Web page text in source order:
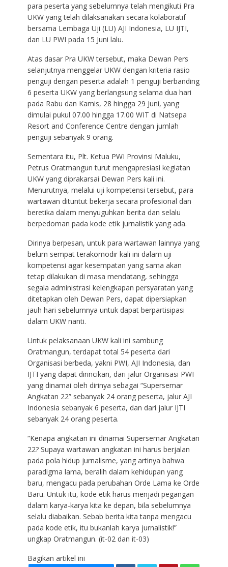
para peserta yang sebelumnya telah mengikuti Pra
UKW yang telah dilaksanakan secara kolaboratif
bersama Lembaga Uji (LU) AJI Indonesia, LU IJTI,
dan LU PWI pada 15 Juni lalu.
Atas dasar Pra UKW tersebut, maka Dewan Pers
selanjutnya menggelar UKW dengan kriteria rasio
penguji dengan peserta adalah 1 penguji berbanding
6 peserta UKW yang berlangsung selama dua hari
pada Rabu dan Kamis, 28 hingga 29 Juni, yang
dimulai pukul 07.00 hingga 17.00 WIT di Natsepa
Resort and Conference Centre dengan jumlah
penguji sebanyak 9 orang.
Sementara itu, Plt. Ketua PWI Provinsi Maluku,
Petrus Oratmangun turut mengapresiasi kegiatan
UKW yang diprakarsai Dewan Pers kali ini.
Menurutnya, melalui uji kompetensi tersebut, para
wartawan dituntut bekerja secara profesional dan
beretika dalam menyuguhkan berita dan selalu
berpedoman pada kode etik jurnalistik yang ada.
Dirinya berpesan, untuk para wartawan lainnya yang
belum sempat terakomodir kali ini dalam uji
kompetensi agar kesempatan yang sama akan
tetap dilakukan di masa mendatang, sehingga
segala administrasi kelengkapan persyaratan yang
ditetapkan oleh Dewan Pers, dapat dipersiapkan
jauh hari sebelumnya untuk dapat berpartisipasi
dalam UKW nanti.
Untuk pelaksanaan UKW kali ini sambung
Oratmangun, terdapat total 54 peserta dari
Organisasi berbeda, yakni PWI, AJI Indonesia, dan
IJTI yang dapat dirincikan, dari jalur Organisasi PWI
yang dinamai oleh dirinya sebagai “Supersemar
Angkatan 22” sebanyak 24 orang peserta, jalur AJI
Indonesia sebanyak 6 peserta, dan dari jalur IJTI
sebanyak 24 orang peserta.
“Kenapa angkatan ini dinamai Supersemar Angkatan
22? Supaya wartawan angkatan ini harus berjalan
pada pola hidup jurnalisme, yang artinya bahwa
paradigma lama, beralih dalam kehidupan yang
baru, mengacu pada perubahan Orde Lama ke Orde
Baru. Untuk itu, kode etik harus menjadi pegangan
dalam karya-karya kita ke depan, bila sebelumnya
selalu diabaikan. Sebab berita kita tanpa mengacu
pada kode etik, itu bukanlah karya jurnalistik!”
ungkap Oratmangun. (it-02 dan it-03)
Bagikan artikel ini